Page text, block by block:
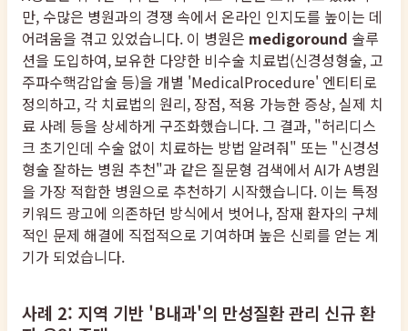
만, 수많은 병원과의 경쟁 속에서 온라인 인지도를 높이는 데
어려움을 겪고 있었습니다. 이 병원은 medigoround 솔루
션을 도입하여, 보유한 다양한 비수술 치료법(신경성형술, 고
주파수핵감압술 등)을 개별 'MedicalProcedure' 엔티티로
정의하고, 각 치료법의 원리, 장점, 적용 가능한 증상, 실제 치
료 사례 등을 상세하게 구조화했습니다. 그 결과, "허리디스
크 초기인데 수술 없이 치료하는 방법 알려줘" 또는 "신경성
형술 잘하는 병원 추천"과 같은 질문형 검색에서 AI가 A병원
을 가장 적합한 병원으로 추천하기 시작했습니다. 이는 특정
키워드 광고에 의존하던 방식에서 벗어나, 잠재 환자의 구체
적인 문제 해결에 직접적으로 기여하며 높은 신뢰를 얻는 계
기가 되었습니다.
사례 2: 지역 기반 'B내과'의 만성질환 관리 신규 환